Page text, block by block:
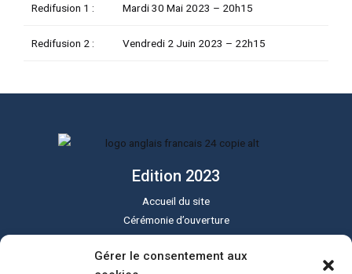
Gérer le consentement aux
Redifusion 1 : Mardi 30 Mai 2023 – 20h15
Redifusion 2 : Vendredi 2 Juin 2023 – 22h15
Edition 2023
Accueil du site
Cérémonie d’ouverture
Cérémonie de clôture
Programme du festival